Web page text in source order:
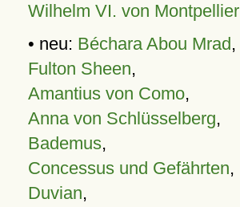
Wilhelm VI. von Montpellier
• neu: Béchara Abou Mrad,
Fulton Sheen,
Amantius von Como,
Anna von Schlüsselberg,
Bademus,
Concessus und Gefährten,
Duvian,